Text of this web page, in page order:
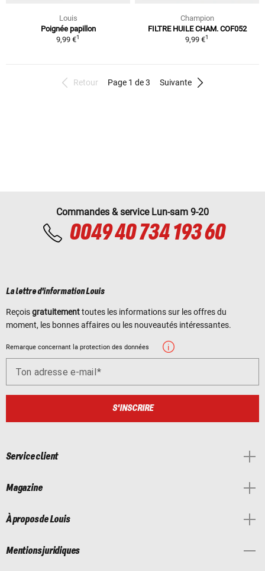
Louis
Poignée papillon
9,99 €1
Champion
FILTRE HUILE CHAM. COF052
9,99 €1
Retour Page 1 de 3 Suivante
Commandes & service Lun-sam 9-20
0049 40 734 193 60
La lettre d'information Louis
Reçoisgratuitementtoutes les informations sur les offres du
moment, les bonnes affaires ou les nouveautés intéressantes.
Remarque concernant la protection des données
Ton adresse e-mail
S'INSCRIRE
Service client
Magazine
À propos de Louis
Mentions juridiques